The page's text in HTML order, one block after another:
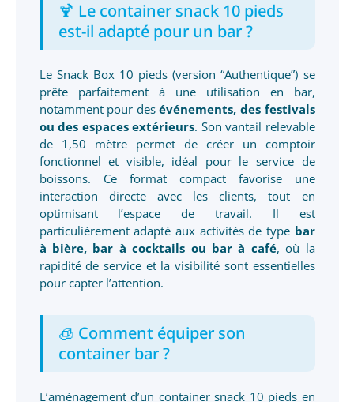
🍹 Le container snack 10 pieds
est-il adapté pour un bar ?
Le Snack Box 10 pieds (version “Authentique”) se
prête parfaitement à une utilisation en bar,
notamment pour desévénements, des festivals
ou des espaces extérieurs. Son vantail relevable
de 1,50 mètre permet de créer un comptoir
fonctionnel et visible, idéal pour le service de
boissons. Ce format compact favorise une
interaction directe avec les clients, tout en
optimisant l’espace de travail. Il est
particulièrement adapté aux activités de type bar
à bière, bar à cocktails ou bar à café, où la
rapidité de service et la visibilité sont essentielles
pour capter l’attention.
🧊 Comment équiper son
container bar ?
L’aménagement d’un container snack 10 pieds en